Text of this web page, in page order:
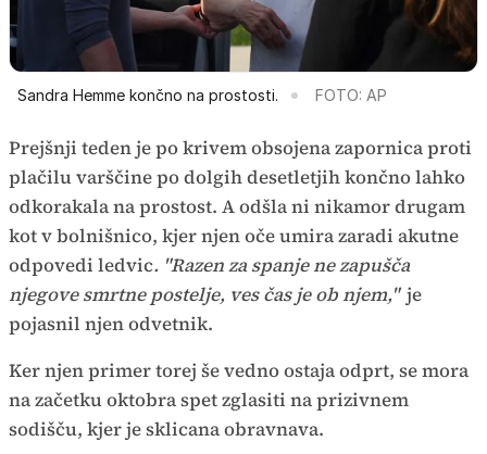
Sandra Hemme končno na prostosti. FOTO: AP
Prejšnji teden je po krivem obsojena zapornica proti
plačilu varščine po dolgih desetletjih končno lahko
odkorakala na prostost. A odšla ni nikamor drugam
kot v bolnišnico, kjer njen oče umira zaradi akutne
odpovedi ledvic. "Razen za spanje ne zapušča
njegove smrtne postelje, ves čas je ob njem," je
pojasnil njen odvetnik.
Ker njen primer torej še vedno ostaja odprt, se mora
na začetku oktobra spet zglasiti na prizivnem
sodišču, kjer je sklicana obravnava.